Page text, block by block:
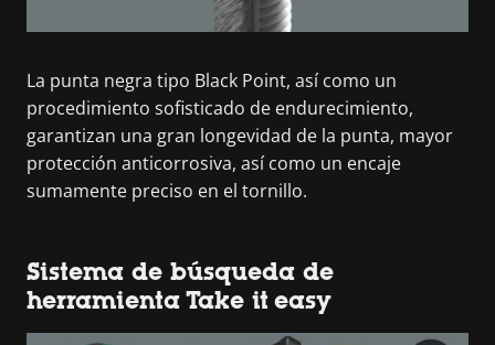
La punta negra tipo Black Point, así como un
procedimiento sofisticado de endurecimiento,
garantizan una gran longevidad de la punta, mayor
protección anticorrosiva, así como un encaje
sumamente preciso en el tornillo.
Sistema de búsqueda de
herramienta Take it easy